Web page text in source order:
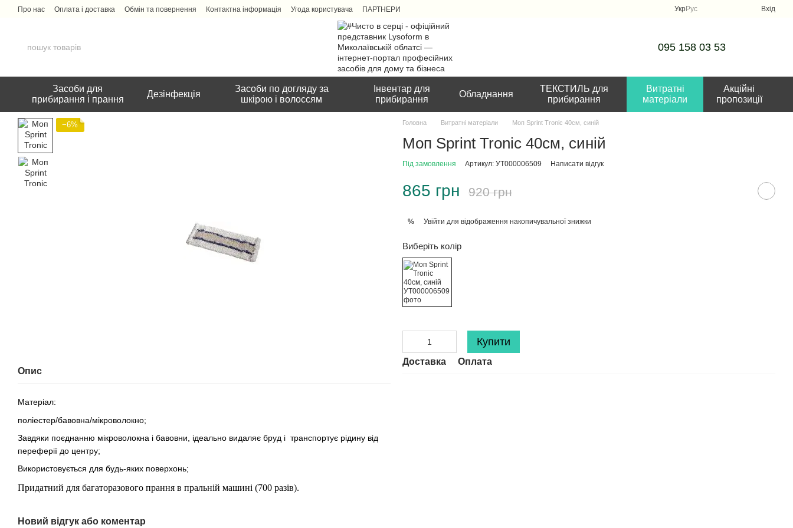
Перейти до основного контенту
Про нас Оплата і доставка Обмін та повернення Контактна інформація Угода користувача ПАРТНЕРИ УкрРус Вхід
095 158 03 53
Засоби для
прибирання і прання
Дезінфекція
Засоби по догляду за
шкірою і волоссям
Інвентар для
прибирання
Обладнання
ТЕКСТИЛЬ для
прибирання
Витратні
матеріали
Акційні
пропозиції
−6%
Опис
Матеріал:
поліестер/бавовна/мікроволокно;
Завдяки поєднанню мікроволокна і бавовни, ідеально видаляє бруд і транспортує рідину від
переферії до центру;
Використовується для будь-яких поверхонь;
Придатний для багаторазового прання в пральній машині (700 разів).
Новий відгук або коментар
Головна Витратні матеріали Моп Sprint Tronic 40см, синій
Моп Sprint Tronic 40см, синій
Під замовлення Артикул: УТ000006509 Написати відгук
865 грн 920 грн
% Увійти для відображення накопичувальної знижки
Виберіть колір
Купити
Доставка Оплата